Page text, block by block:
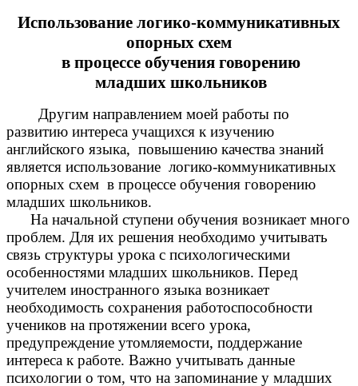
Использование логико-коммуникативных
опорных схем
в процессе обучения говорению
младших школьников
Другим направлением моей работы по
развитию интереса учащихся к изучению
английского языка, повышению качества знаний
является использование логико-коммуникативных
опорных схем в процессе обучения говорению
младших школьников.
На начальной ступени обучения возникает много
проблем. Для их решения необходимо учитывать
связь структуры урока с психологическими
особенностями младших школьников. Перед
учителем иностранного языка возникает
необходимость сохранения работоспособности
учеников на протяжении всего урока,
предупреждение утомляемости, поддержание
интереса к работе. Важно учитывать данные
психологии о том, что на запоминание у младших